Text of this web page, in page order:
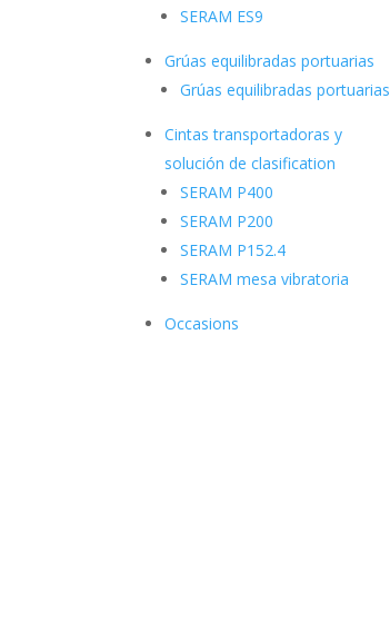
SERAM ES9
Grúas equilibradas portuarias
Grúas equilibradas portuarias
Cintas transportadoras y
solución de clasification
SERAM P400
SERAM P200
SERAM P152.4
SERAM mesa vibratoria
Occasions